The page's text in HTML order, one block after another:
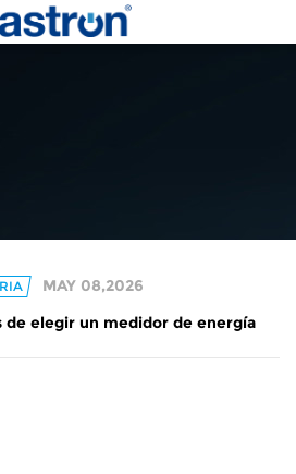
MAY 08,2026
de elegir un medidor de energía